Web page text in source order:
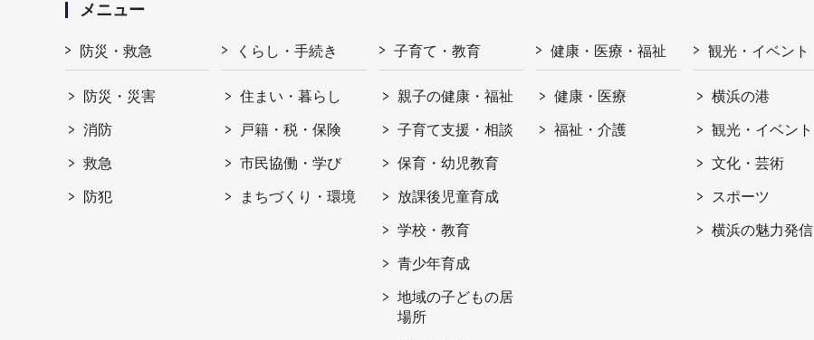
メニュー
防災・救急
防災・災害
消防
救急
防犯
くらし・手続き
住まい・暮らし
戸籍・税・保険
市民協働・学び
まちづくり・環境
子育て・教育
親子の健康・福祉
子育て支援・相談
保育・幼児教育
放課後児童育成
学校・教育
青少年育成
地域の子どもの居
場所
健康・医療・福祉
健康・医療
福祉・介護
観光・イベント
横浜の港
観光・イベント
文化・芸術
スポーツ
横浜の魅力発信